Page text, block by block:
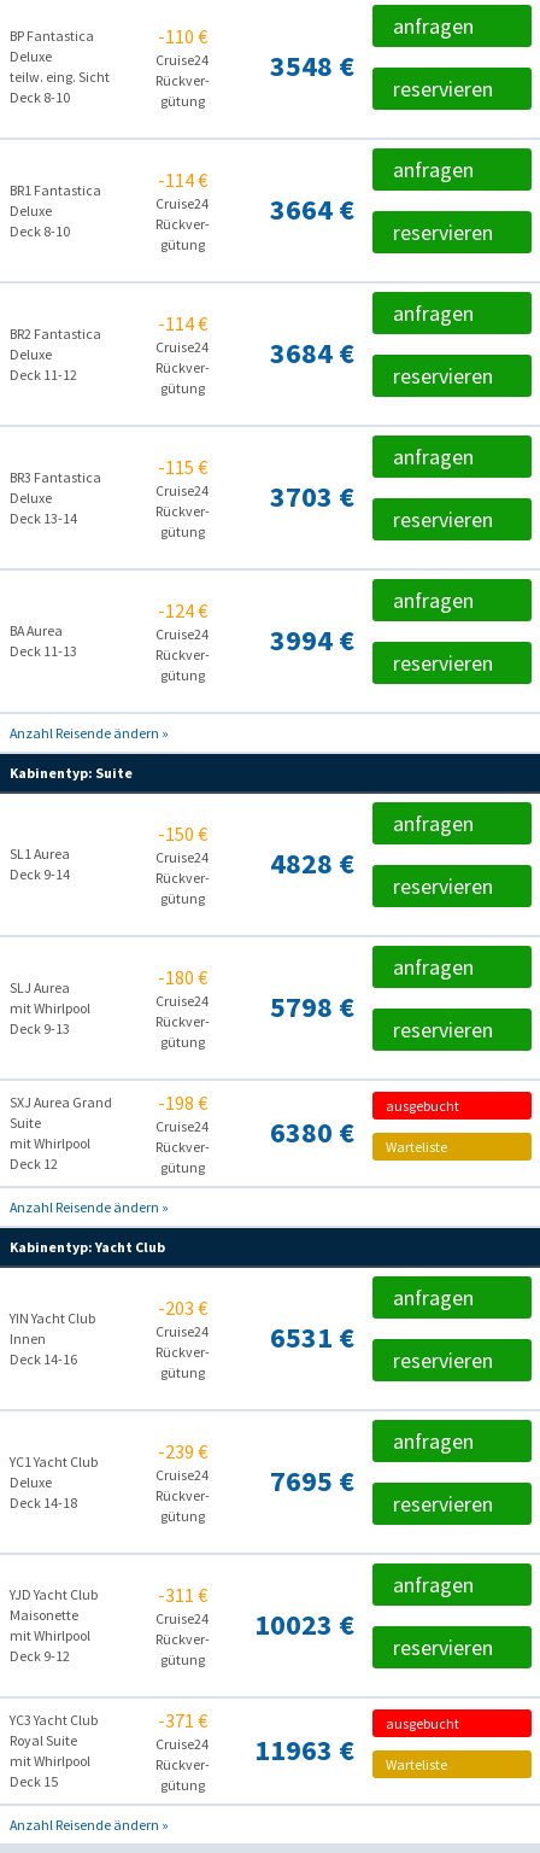
BP Fantastica
Deluxe
teilw. eing. Sicht
Deck 8-10
-110 €
Cruise24
Rückver­
gütung
3548 €
anfragen
reservieren
BR1 Fantastica
Deluxe
Deck 8-10
-114 €
Cruise24
Rückver­
gütung
3664 €
anfragen
reservieren
BR2 Fantastica
Deluxe
Deck 11-12
-114 €
Cruise24
Rückver­
gütung
3684 €
anfragen
reservieren
BR3 Fantastica
Deluxe
Deck 13-14
-115 €
Cruise24
Rückver­
gütung
3703 €
anfragen
reservieren
BA Aurea
Deck 11-13
-124 €
Cruise24
Rückver­
gütung
3994 €
anfragen
reservieren
Anzahl Reisende ändern »
Kabinentyp: Suite
SL1 Aurea
Deck 9-14
-150 €
Cruise24
Rückver­
gütung
4828 €
anfragen
reservieren
SLJ Aurea
mit Whirlpool
Deck 9-13
-180 €
Cruise24
Rückver­
gütung
5798 €
anfragen
reservieren
SXJ Aurea Grand
Suite
mit Whirlpool
Deck 12
-198 €
Cruise24
Rückver­
gütung
6380 €
ausgebucht
Warteliste
Anzahl Reisende ändern »
Kabinentyp:Yacht Club
YIN Yacht Club
Innen
Deck 14-16
-203 €
Cruise24
Rückver­
gütung
6531 €
anfragen
reservieren
YC1 Yacht Club
Deluxe
Deck 14-18
-239 €
Cruise24
Rückver­
gütung
7695 €
anfragen
reservieren
YJD Yacht Club
Maisonette
mit Whirlpool
Deck 9-12
-311 €
Cruise24
Rückver­
gütung
10023 €
anfragen
reservieren
YC3 Yacht Club
Royal Suite
mit Whirlpool
Deck 15
-371 €
Cruise24
Rückver­
gütung
11963 €
ausgebucht
Warteliste
Anzahl Reisende ändern »